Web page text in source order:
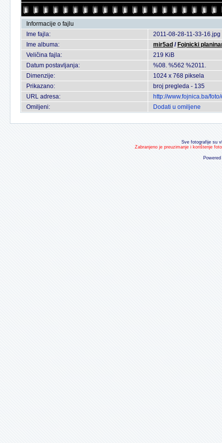
Informacije o fajlu
Ime fajla:
2011-08-28-11-33-16.jpg
Ime albuma:
mir5ad / Fojnicki
Veličina fajla:
219 KiB
Datum postavljanja:
%08. %562 %2011.
Dimenzije:
1024 x 768 piksela
Prikazano:
broj pregleda - 135
URL adresa:
http://www.fojnica.ba/
Omiljeni:
Dodati u omiljene
Sve fotografije su
Zabranjeno je preuzimanje i korištenje